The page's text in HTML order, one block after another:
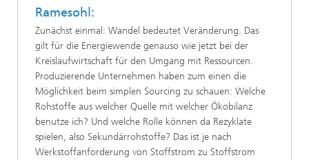
Ramesohl:
Zunächst einmal: Wandel bedeutet Veränderung. Das
gilt für die Energiewende genauso wie jetzt bei der
Kreislaufwirtschaft für den Umgang mit Ressourcen.
Produzierende Unternehmen haben zum einen die
Möglichkeit beim simplen Sourcing zu schauen: Welche
Rohstoffe aus welcher Quelle mit welcher Ökobilanz
benutze ich? Und welche Rolle können da Rezyklate
spielen, also Sekundärrohstoffe? Das ist je nach
Werkstoffanforderung von Stoffstrom zu Stoffstrom